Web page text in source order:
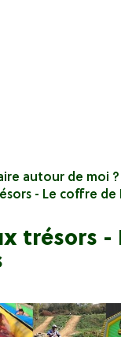
autour de moi ?
- Le coffre de
trésors -